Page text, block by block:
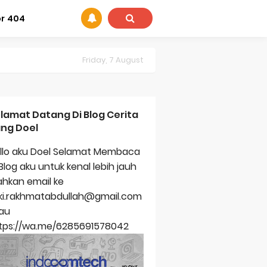
404
Friday, 7 August
Datang Di Blog Cerita
Doel
aku Doel Selamat Membaca
aku untuk kenal lebih jauh
email ke
wa.me/6285691578042